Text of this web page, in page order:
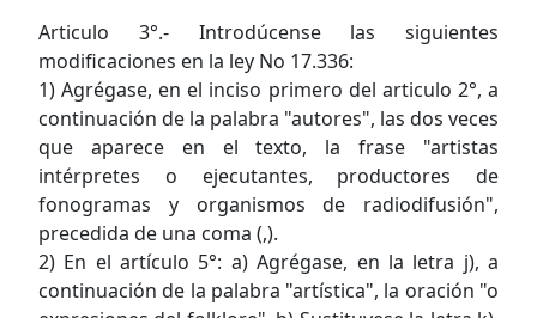
Articulo 3°.- Introdúcense las siguientes
modificaciones en la ley No 17.336:
1) Agrégase, en el inciso primero del articulo 2°, a
continuación de la palabra "autores", las dos veces
que aparece en el texto, la frase "artistas
intérpretes o ejecutantes, productores de
fonogramas y organismos de radiodifusión",
precedida de una coma (,).
2) En el artículo 5°: a) Agrégase, en la letra j), a
continuación de la palabra "artística", la oración "o